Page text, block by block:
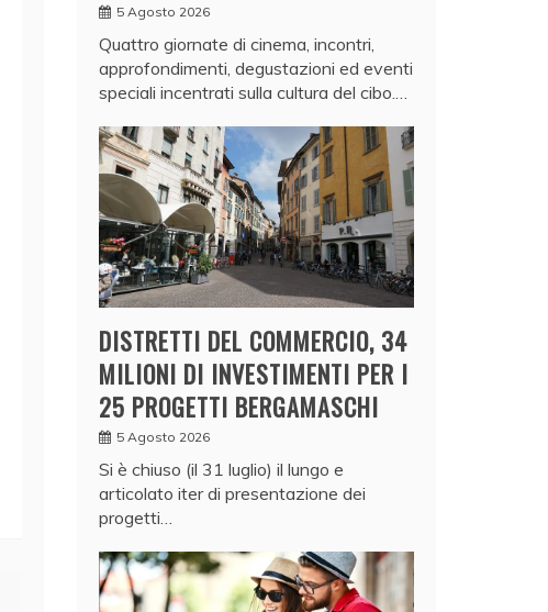
5 Agosto 2026
Quattro giornate di cinema, incontri,
approfondimenti, degustazioni ed eventi
speciali incentrati sulla cultura del cibo.…
DISTRETTI DEL COMMERCIO, 34
MILIONI DI INVESTIMENTI PER I
25 PROGETTI BERGAMASCHI
5 Agosto 2026
Si è chiuso (il 31 luglio) il lungo e
articolato iter di presentazione dei
progetti…